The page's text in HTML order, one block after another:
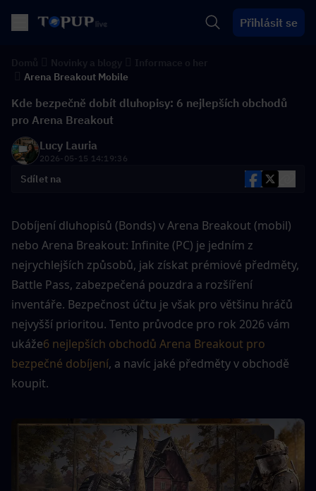
Přihlásit se
Arena Breakout Mobile
Kde bezpečně dobít dluhopisy: 6 nejlepších obchodů
pro Arena Breakout
Lucy Lauria
2026-05-15 14:19:36
Sdílet na
Dobíjení dluhopisů (Bonds) v Arena Breakout (mobil)
nebo Arena Breakout: Infinite (PC) je jedním z
nejrychlejších způsobů, jak získat prémiové předměty,
Battle Pass, zabezpečená pouzdra a rozšíření
inventáře. Bezpečnost účtu je však pro většinu hráčů
nejvyšší prioritou. Tento průvodce pro rok 2026 vám
ukáže6 nejlepších obchodů Arena Breakout pro
bezpečné dobíjení, a navíc jaké předměty v obchodě
koupit.